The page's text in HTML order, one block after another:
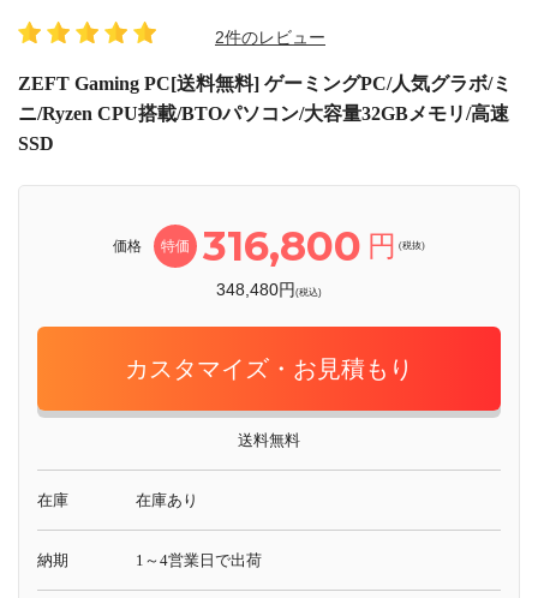
2件のレビュー
ZEFT Gaming PC[送料無料] ゲーミングPC/人気グラボ/ミ
ニ/Ryzen CPU搭載/BTOパソコン/大容量32GBメモリ/高速
SSD
価格 特価 316,800 円 (税抜)
348,480円(税込)
カスタマイズ・お見積もり
送料無料
在庫 在庫あり
納期 1～4営業日で出荷